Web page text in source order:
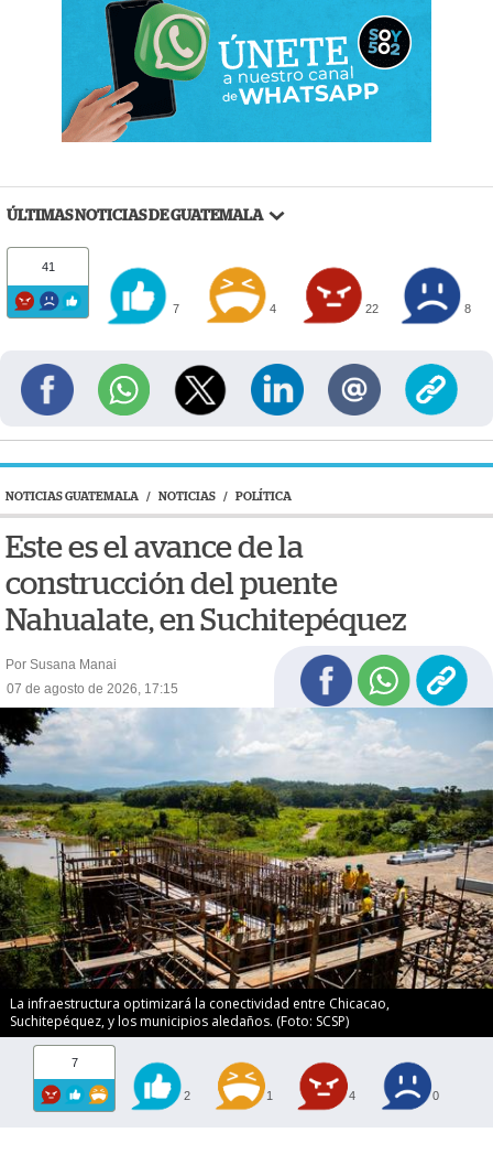
ÚLTIMAS NOTICIAS DE GUATEMALA
41
7 4 22 8
NOTICIAS GUATEMALA / NOTICIAS / POLÍTICA
Este es el avance de la
construcción del puente
Nahualate, en Suchitepéquez
Por Susana Manai
07 de agosto de 2026, 17:15
La infraestructura optimizará la conectividad entre Chicacao,
Suchitepéquez, y los municipios aledaños. (Foto: SCSP)
7
2 1 4 0